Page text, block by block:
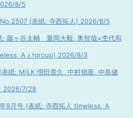
8/5
(表紙: 寺西拓人) 2026/8/5
: 藤ヶ谷太輔 重岡大毅, 奥智哉×杢代和
Aぇ!group) 2026/8/3
紙: M!LK 増田貴久, 中村嶺亜, 中島健
2026/7/28
9月号 (表紙: 寺西拓人 timeless, A